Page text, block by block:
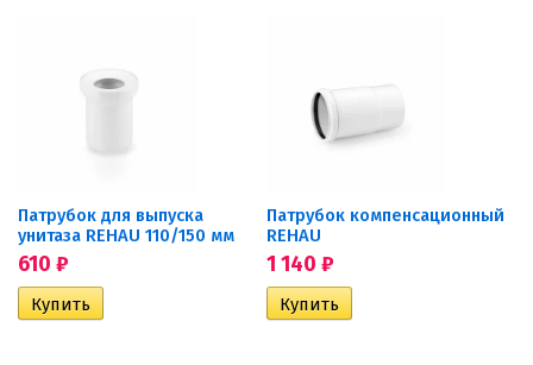
Патрубок для выпуска
унитаза REHAU 110/150 мм
610 ₽
Патрубок компенсационный
REHAU
1 140 ₽